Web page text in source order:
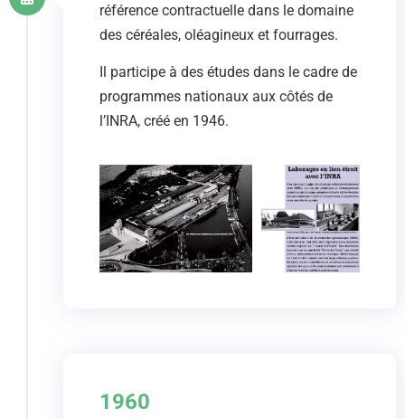
référence contractuelle dans le domaine
des céréales, oléagineux et fourrages.
Il participe à des études dans le cadre de
programmes nationaux aux côtés de
l’INRA, créé en 1946.
1960